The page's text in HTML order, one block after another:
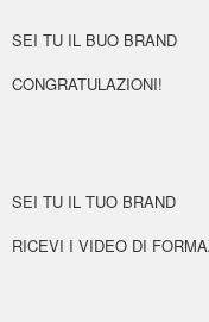
SEI TU IL BUO BRAND
CONGRATULAZIONI!
SEI TU IL TUO BRAND
RICEVI I VIDEO DI